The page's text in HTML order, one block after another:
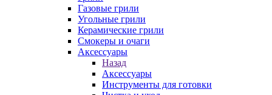
Газовые грили
Угольные грили
Керамические грили
Смокеры и очаги
Аксессуары
Назад
Аксессуары
Инструменты для готовки